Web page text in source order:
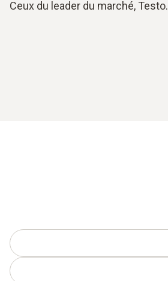
Ceux du leader du marché, Testo.